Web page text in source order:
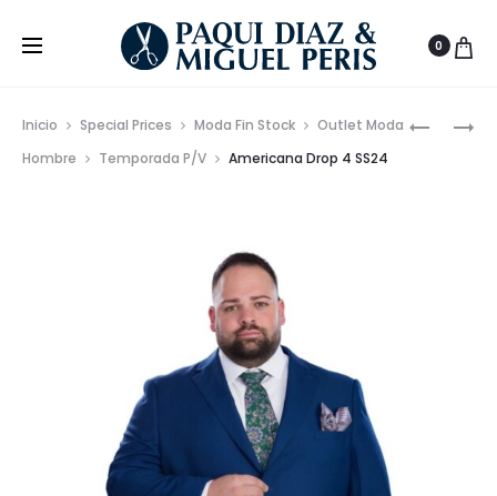
0
BAÑADOR
Inicio Special Prices Moda Fin Stock
Outlet Moda
Hombre
Temporada P/V Americana Drop 4 SS24